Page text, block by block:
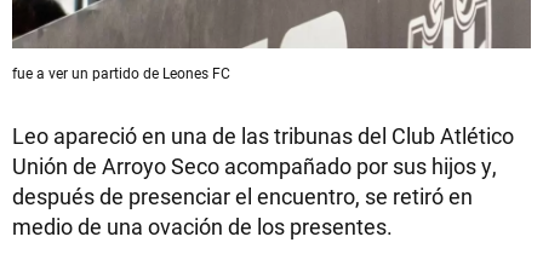
fue a ver un partido de Leones FC
Leo apareció en una de las tribunas del Club Atlético
Unión de Arroyo Seco acompañado por sus hijos y,
después de presenciar el encuentro, se retiró en
medio de una ovación de los presentes.